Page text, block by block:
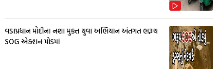
વડાપ્રધાન મોદીના નશા મુક્ત યુવા અભિયાન અંતગત ભરૂચ
SOG એક્શન મોડમાં